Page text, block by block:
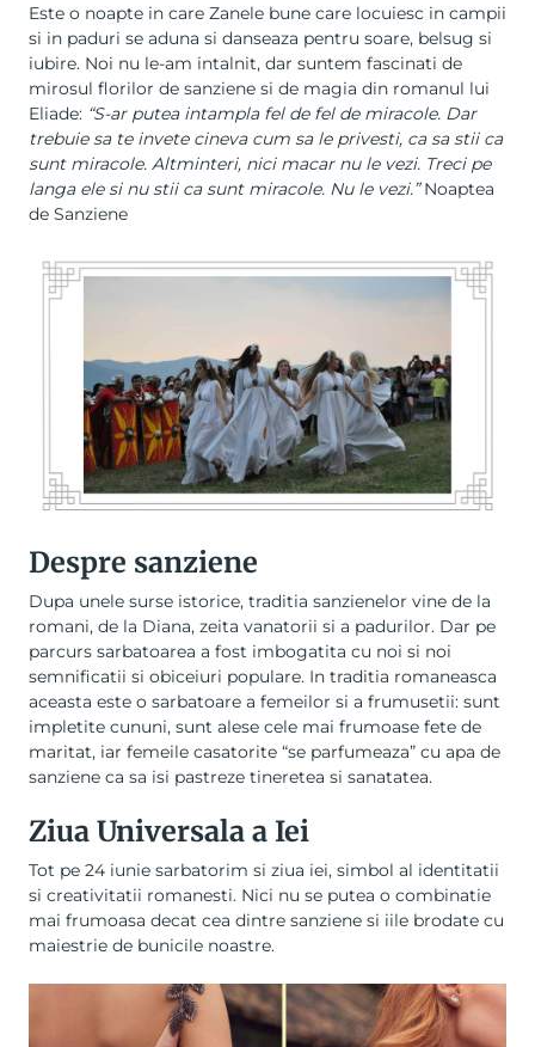
Este o noapte in care Zanele bune care locuiesc in campii
si in paduri se aduna si danseaza pentru soare, belsug si
iubire. Noi nu le-am intalnit, dar suntem fascinati de
mirosul florilor de sanziene si de magia din romanul lui
Eliade: “S-ar putea intampla fel de fel de miracole. Dar
trebuie sa te invete cineva cum sa le privesti, ca sa stii ca
sunt miracole. Altminteri, nici macar nu le vezi. Treci pe
langa ele si nu stii ca sunt miracole. Nu le vezi.”Noaptea
de Sanziene
Despre sanziene
Dupa unele surse istorice, traditia sanzienelor vine de la
romani, de la Diana, zeita vanatorii si a padurilor. Dar pe
parcurs sarbatoarea a fost imbogatita cu noi si noi
semnificatii si obiceiuri populare. In traditia romaneasca
aceasta este o sarbatoare a femeilor si a frumusetii: sunt
impletite cununi, sunt alese cele mai frumoase fete de
maritat, iar femeile casatorite “se parfumeaza” cu apa de
sanziene ca sa isi pastreze tineretea si sanatatea.
Ziua Universala a Iei
Tot pe 24 iunie sarbatorim si ziua iei, simbol al identitatii
si creativitatii romanesti. Nici nu se putea o combinatie
mai frumoasa decat cea dintre sanziene si iile brodate cu
maiestrie de bunicile noastre.